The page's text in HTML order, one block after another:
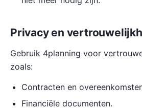
Privacy en
Gebruik 4planning voor
zoals:
Contracten en
Financiële documenten.